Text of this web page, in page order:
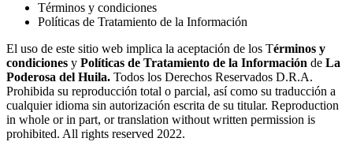
Términos y condiciones
Políticas de Tratamiento de la Información
El uso de este sitio web implica la aceptación de los Términos y
condiciones y Políticas de Tratamiento de la Información de La
Poderosa del Huila. Todos los Derechos Reservados D.R.A.
Prohibida su reproducción total o parcial, así como su traducción a
cualquier idioma sin autorización escrita de su titular. Reproduction
in whole or in part, or translation without written permission is
prohibited. All rights reserved 2022.